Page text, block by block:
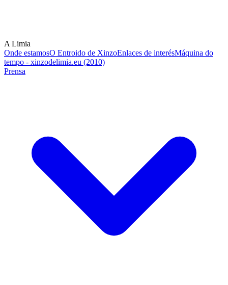
A Limia
Onde estamosO Entroido de XinzoEnlaces de interésMáquina do
tempo - xinzodelimia.eu (2010)
Prensa